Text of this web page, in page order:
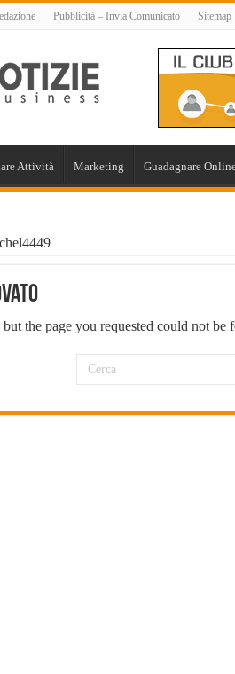
Pubblicità – Invia Comunicato Sitemap
Attività Marketing Guadagnare
the page you requested could not be